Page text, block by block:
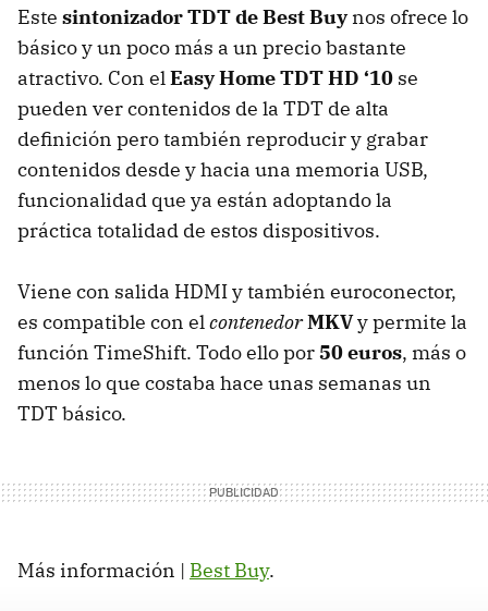
Este sintonizadorTDTde Best Buynos ofrece lo
básico y un poco más a un precio bastante
atractivo. Con elEasy HomeTDTHD ‘10 se
pueden ver contenidos de la TDT de alta
definición pero también reproducir y grabar
contenidos desde y hacia una memoria USB,
funcionalidad que ya están adoptando la
práctica totalidad de estos dispositivos.
Viene con salida HDMIy también euroconector,
es compatible con elcontenedorMKVy permite la
función TimeShift. Todo ello por50 euros, más o
menos lo que costaba hace unas semanas un
TDTbásico.
Más información | Best Buy.